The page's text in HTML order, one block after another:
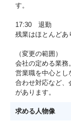
す。
17:30 退勤
残業はほとんどあ
（変更の範囲）
会社の定める業務。
営業職を中心とし
合わせ対応など、
があります。
求める人物像